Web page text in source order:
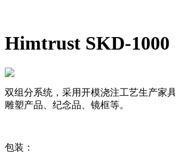
Himtrust SKD-1000
双组分系统，采用开模浇注工艺生产家
雕塑产品、纪念品、镜框等。
包装：